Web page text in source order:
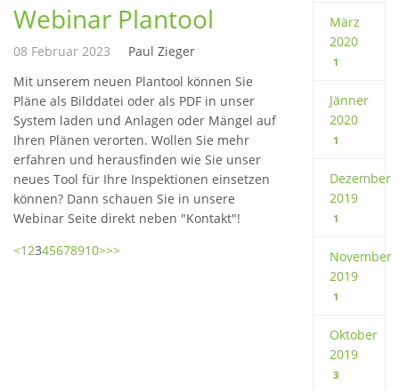
Webinar Plantool
08 Februar 2023
Paul Zieger
Mit unserem neuen Plantool können Sie
Pläne als Bilddatei oder als PDF in unser
System laden und Anlagen oder Mängel auf
Ihren Plänen verorten. Wollen Sie mehr
erfahren und herausfinden wie Sie unser
neues Tool für Ihre Inspektionen einsetzen
können? Dann schauen Sie in unsere
Webinar Seite direkt neben "Kontakt"!
<12345678910>>>
März
2020
1
Jänner
2020
1
Dezember
2019
1
November
2019
1
Oktober
2019
3